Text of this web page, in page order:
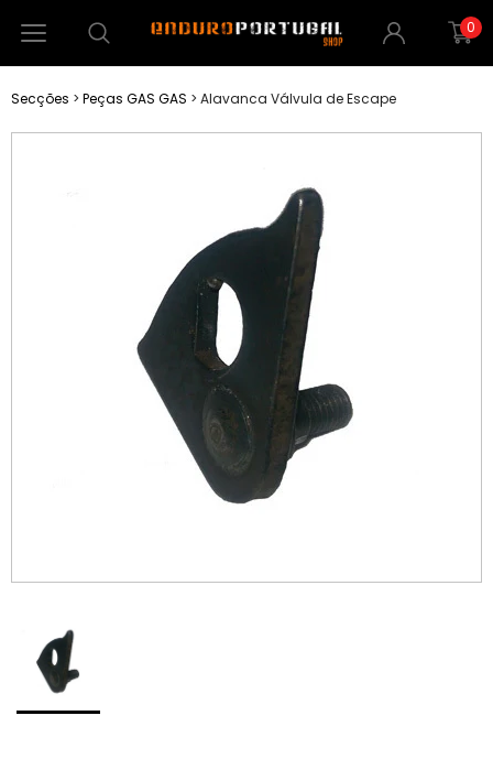
0
Secções > Peças GAS GAS > Alavanca Válvula de Escape